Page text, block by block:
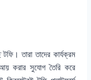
তারা তাদের কার্যক্রম
আয় করার সুযোগ তৈরি করে